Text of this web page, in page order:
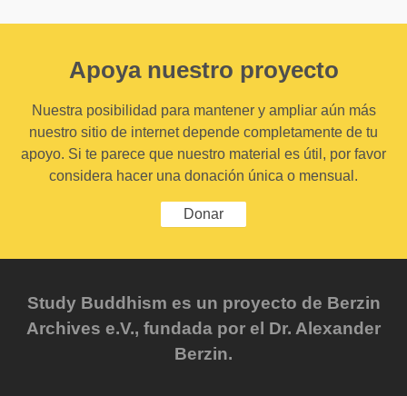
Apoya nuestro proyecto
Nuestra posibilidad para mantener y ampliar aún más
nuestro sitio de internet depende completamente de tu
apoyo. Si te parece que nuestro material es útil, por favor
considera hacer una donación única o mensual.
Donar
Study Buddhism es un proyecto de Berzin
Archives e.V., fundada por el Dr. Alexander
Berzin.